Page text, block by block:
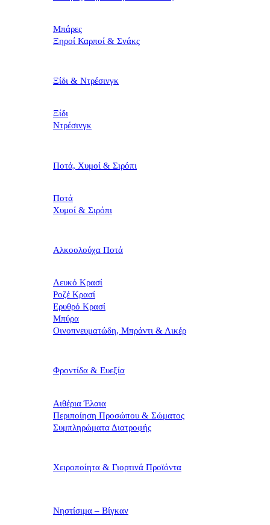
Μπάρες
Ξηροί Καρποί & Σνάκς
Ξίδι & Ντρέσινγκ
Ξίδι
Ντρέσινγκ
Ποτά, Χυμοί & Σιρόπι
Ποτά
Χυμοί & Σιρόπι
Αλκοολούχα Ποτά
Λευκό Κρασί
Ροζέ Κρασί
Ερυθρό Κρασί
Μπύρα
Οινοπνευματώδη, Μπράντι & Λικέρ
Φροντίδα & Ευεξία
Αιθέρια Έλαια
Περιποίηση Προσώπου & Σώματος
Συμπληρώματα Διατροφής
Χειροποίητα & Γιορτινά Προϊόντα
Νηστίσιμα – Βίγκαν